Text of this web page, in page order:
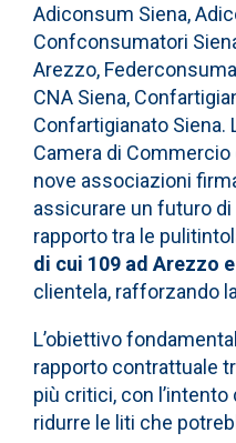
Adiconsum Siena,
Confconsumatori
Arezzo,
CNA Siena,
Confartigianato Siena.
Camera di
nove associazioni
assicurare un futuro
rapporto tra le
di cui 109 ad Arezzo
clientela, rafforzando
L’obiettivo
rapporto contrattuale
più critici, con
ridurre le liti che